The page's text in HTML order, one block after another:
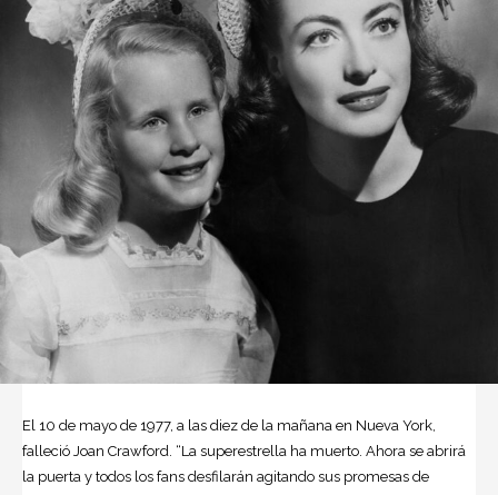
El 10 de mayo de 1977, a las diez de la mañana en Nueva York,
falleció Joan Crawford. “La superestrella ha muerto. Ahora se abrirá
la puerta y todos los fans desfilarán agitando sus promesas de